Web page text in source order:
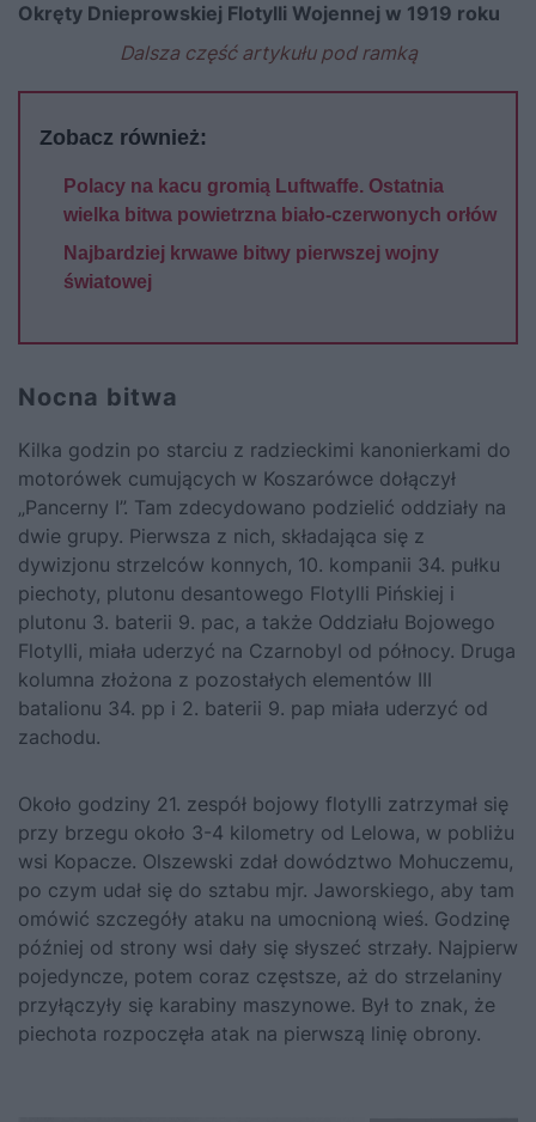
Okręty Dnieprowskiej Flotylli Wojennej w 1919 roku
Dalsza część artykułu pod ramką
Zobacz również:
Polacy na kacu gromią Luftwaffe. Ostatnia
wielka bitwa powietrzna biało-czerwonych orłów
Najbardziej krwawe bitwy pierwszej wojny
światowej
Nocna bitwa
Kilka godzin po starciu z radzieckimi kanonierkami do
motorówek cumujących w Koszarówce dołączył
„Pancerny I”. Tam zdecydowano podzielić oddziały na
dwie grupy. Pierwsza z nich, składająca się z
dywizjonu strzelców konnych, 10. kompanii 34. pułku
piechoty, plutonu desantowego Flotylli Pińskiej i
plutonu 3. baterii 9. pac, a także Oddziału Bojowego
Flotylli, miała uderzyć na Czarnobyl od północy. Druga
kolumna złożona z pozostałych elementów III
batalionu 34. pp i 2. baterii 9. pap miała uderzyć od
zachodu.
Około godziny 21. zespół bojowy flotylli zatrzymał się
przy brzegu około 3-4 kilometry od Lelowa, w pobliżu
wsi Kopacze. Olszewski zdał dowództwo Mohuczemu,
po czym udał się do sztabu mjr. Jaworskiego, aby tam
omówić szczegóły ataku na umocnioną wieś. Godzinę
później od strony wsi dały się słyszeć strzały. Najpierw
pojedyncze, potem coraz częstsze, aż do strzelaniny
przyłączyły się karabiny maszynowe. Był to znak, że
piechota rozpoczęła atak na pierwszą linię obrony.